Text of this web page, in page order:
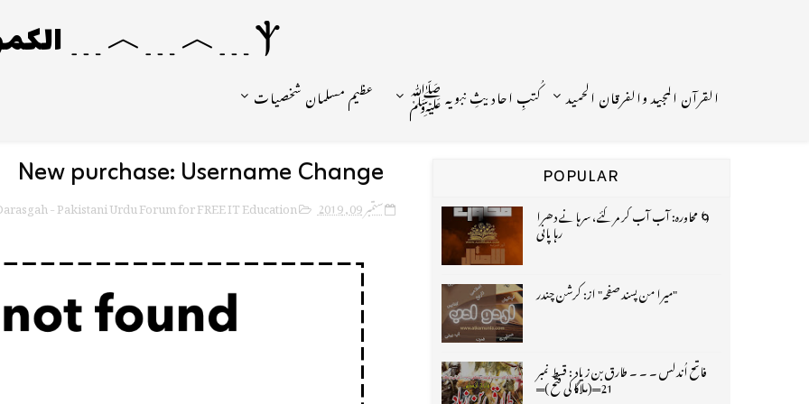
Ⲯ﹍︿﹍︿﹍ الکمونیا ﹍Ⲯ﹍Ⲯ﹍︿﹍☼
القرآن المجید والفرقان الحمید کُتبِ احادیثِ نبویہ ﷺ عظیم مسلمان شخصیات
New purchase: Username Change
ستمبر 09, 2019 - Pakistani Urdu Forum for FREE IT Education
POPULAR
🌀 محاورہ: آب آب کر مر گئے، سرہانے دھرا
رہا پانی
"میرا من پسند صفحہ" از: کرشن چندر
فاتح اُندلس ۔ ۔ ۔ طارق بن زیاد : قسط نمبر
21═(ملاگا کی فتح )═